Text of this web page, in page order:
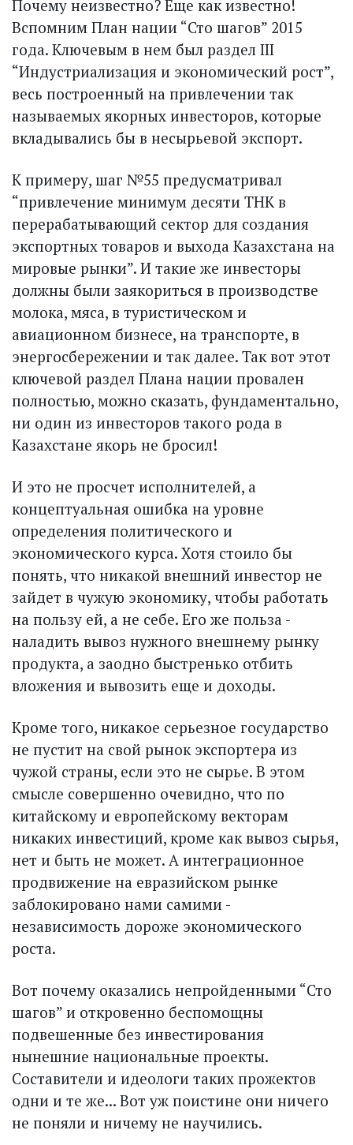
Почему неизвестно? Еще как известно!
Вспомним План нации “Сто шагов” 2015
года. Ключевым в нем был раздел III
“Индустриализация и экономический рост”,
весь построенный на привлечении так
называемых якорных инвесторов, которые
вкладывались бы в несырьевой экспорт.
К примеру, шаг №55 предусматривал
“привлечение минимум десяти ТНК в
перерабатывающий сектор для создания
экспортных товаров и выхода Казахстана на
мировые рынки”. И такие же инвесторы
должны были заякориться в производстве
молока, мяса, в туристическом и
авиационном бизнесе, на транспорте, в
энергосбережении и так далее. Так вот этот
ключевой раздел Плана нации провален
полностью, можно сказать, фундаментально,
ни один из инвесторов такого рода в
Казахстане якорь не бросил!
И это не просчет исполнителей, а
концептуальная ошибка на уровне
определения политического и
экономического курса. Хотя стоило бы
понять, что никакой внешний инвестор не
зайдет в чужую экономику, чтобы работать
на пользу ей, а не себе. Его же польза -
наладить вывоз нужного внешнему рынку
продукта, а заодно быстренько отбить
вложения и вывозить еще и доходы.
Кроме того, никакое серьезное государство
не пустит на свой рынок экспортера из
чужой страны, если это не сырье. В этом
смысле совершенно очевидно, что по
китайскому и европейскому векторам
никаких инвестиций, кроме как вывоз сырья,
нет и быть не может. А интеграционное
продвижение на евразийском рынке
заблокировано нами самими -
независимость дороже экономического
роста.
Вот почему оказались непройденными “Сто
шагов” и откровенно беспомощны
подвешенные без инвестирования
нынешние национальные проекты.
Составители и идеологи таких прожектов
одни и те же... Вот уж поистине они ничего
не поняли и ничему не научились.